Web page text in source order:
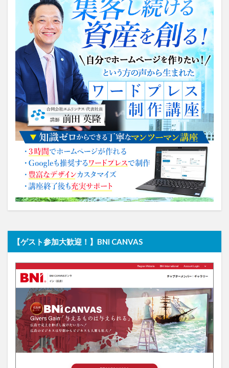
【ゲスト参加大歓迎！】BNI CANVAS